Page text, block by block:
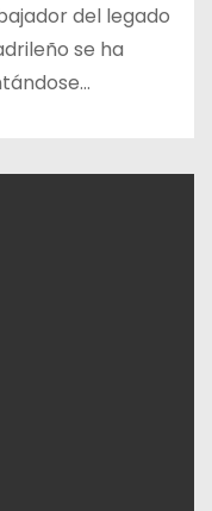
del legado
se ha